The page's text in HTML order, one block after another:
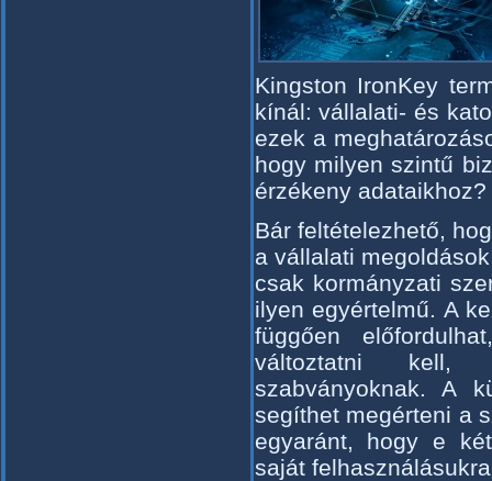
Kingston IronKey
kínál: vállalati- és
ezek a
hogy milyen szintű
érzékeny adataikhoz?
Bár feltételezhető,
a vállalati
csak kormányzati
ilyen egyértelmű. A
függően
változtatni kell,
szabványoknak. A
segíthet megérteni a
egyaránt, hogy e
saját